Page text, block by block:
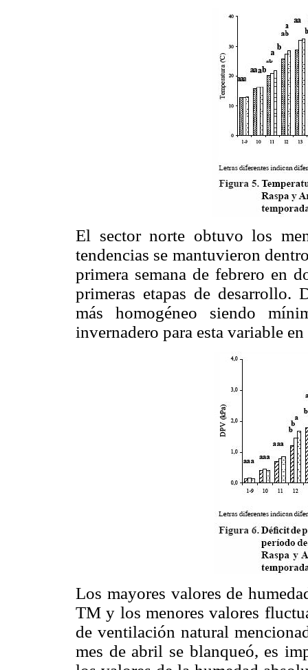
El sector norte obtuvo los
tendencias se mantuvieron
primera semana de febrero en
primeras etapas de desarrollo.
más homogéneo siendo
invernadero para esta variable
Los mayores valores de
TM y los menores valores
de ventilación natural
mes de abril se blanqueó, es